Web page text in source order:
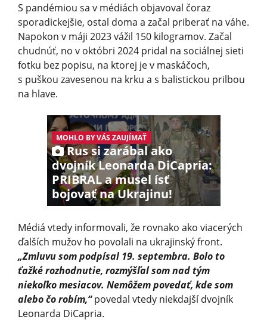
S pandémiou sa v médiách objavoval čoraz
sporadickejšie, ostal doma a začal priberať na váhe.
Napokon v máji 2023 vážil 150 kilogramov. Začal
chudnúť, no v októbri 2024 pridal na sociálnej sieti
fotku bez popisu, na ktorej je v maskáčoch,
s puškou zavesenou na krku a s balistickou prilbou
na hlave.
MOHLO BY VÁS ZAUJÍMAŤ
Rus si zarábal ako
dvojník Leonarda DiCapria:
PRIBRAL a musel ísť
bojovať na Ukrajinu!
Médiá vtedy informovali, že rovnako ako viacerých
ďalších mužov ho povolali na ukrajinský front.
„Zmluvu som podpísal 19. septembra. Bolo to
ťažké rozhodnutie, rozmýšľal som nad tým
niekoľko mesiacov. Nemôžem povedať, kde som
alebo čo robím,“povedal vtedy niekdajší dvojník
Leonarda DiCapria.